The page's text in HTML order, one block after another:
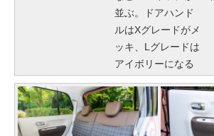
並ぶ。ドアハンド
ルはXグレードがメ
ッキ、Lグレードは
アイボリーになる